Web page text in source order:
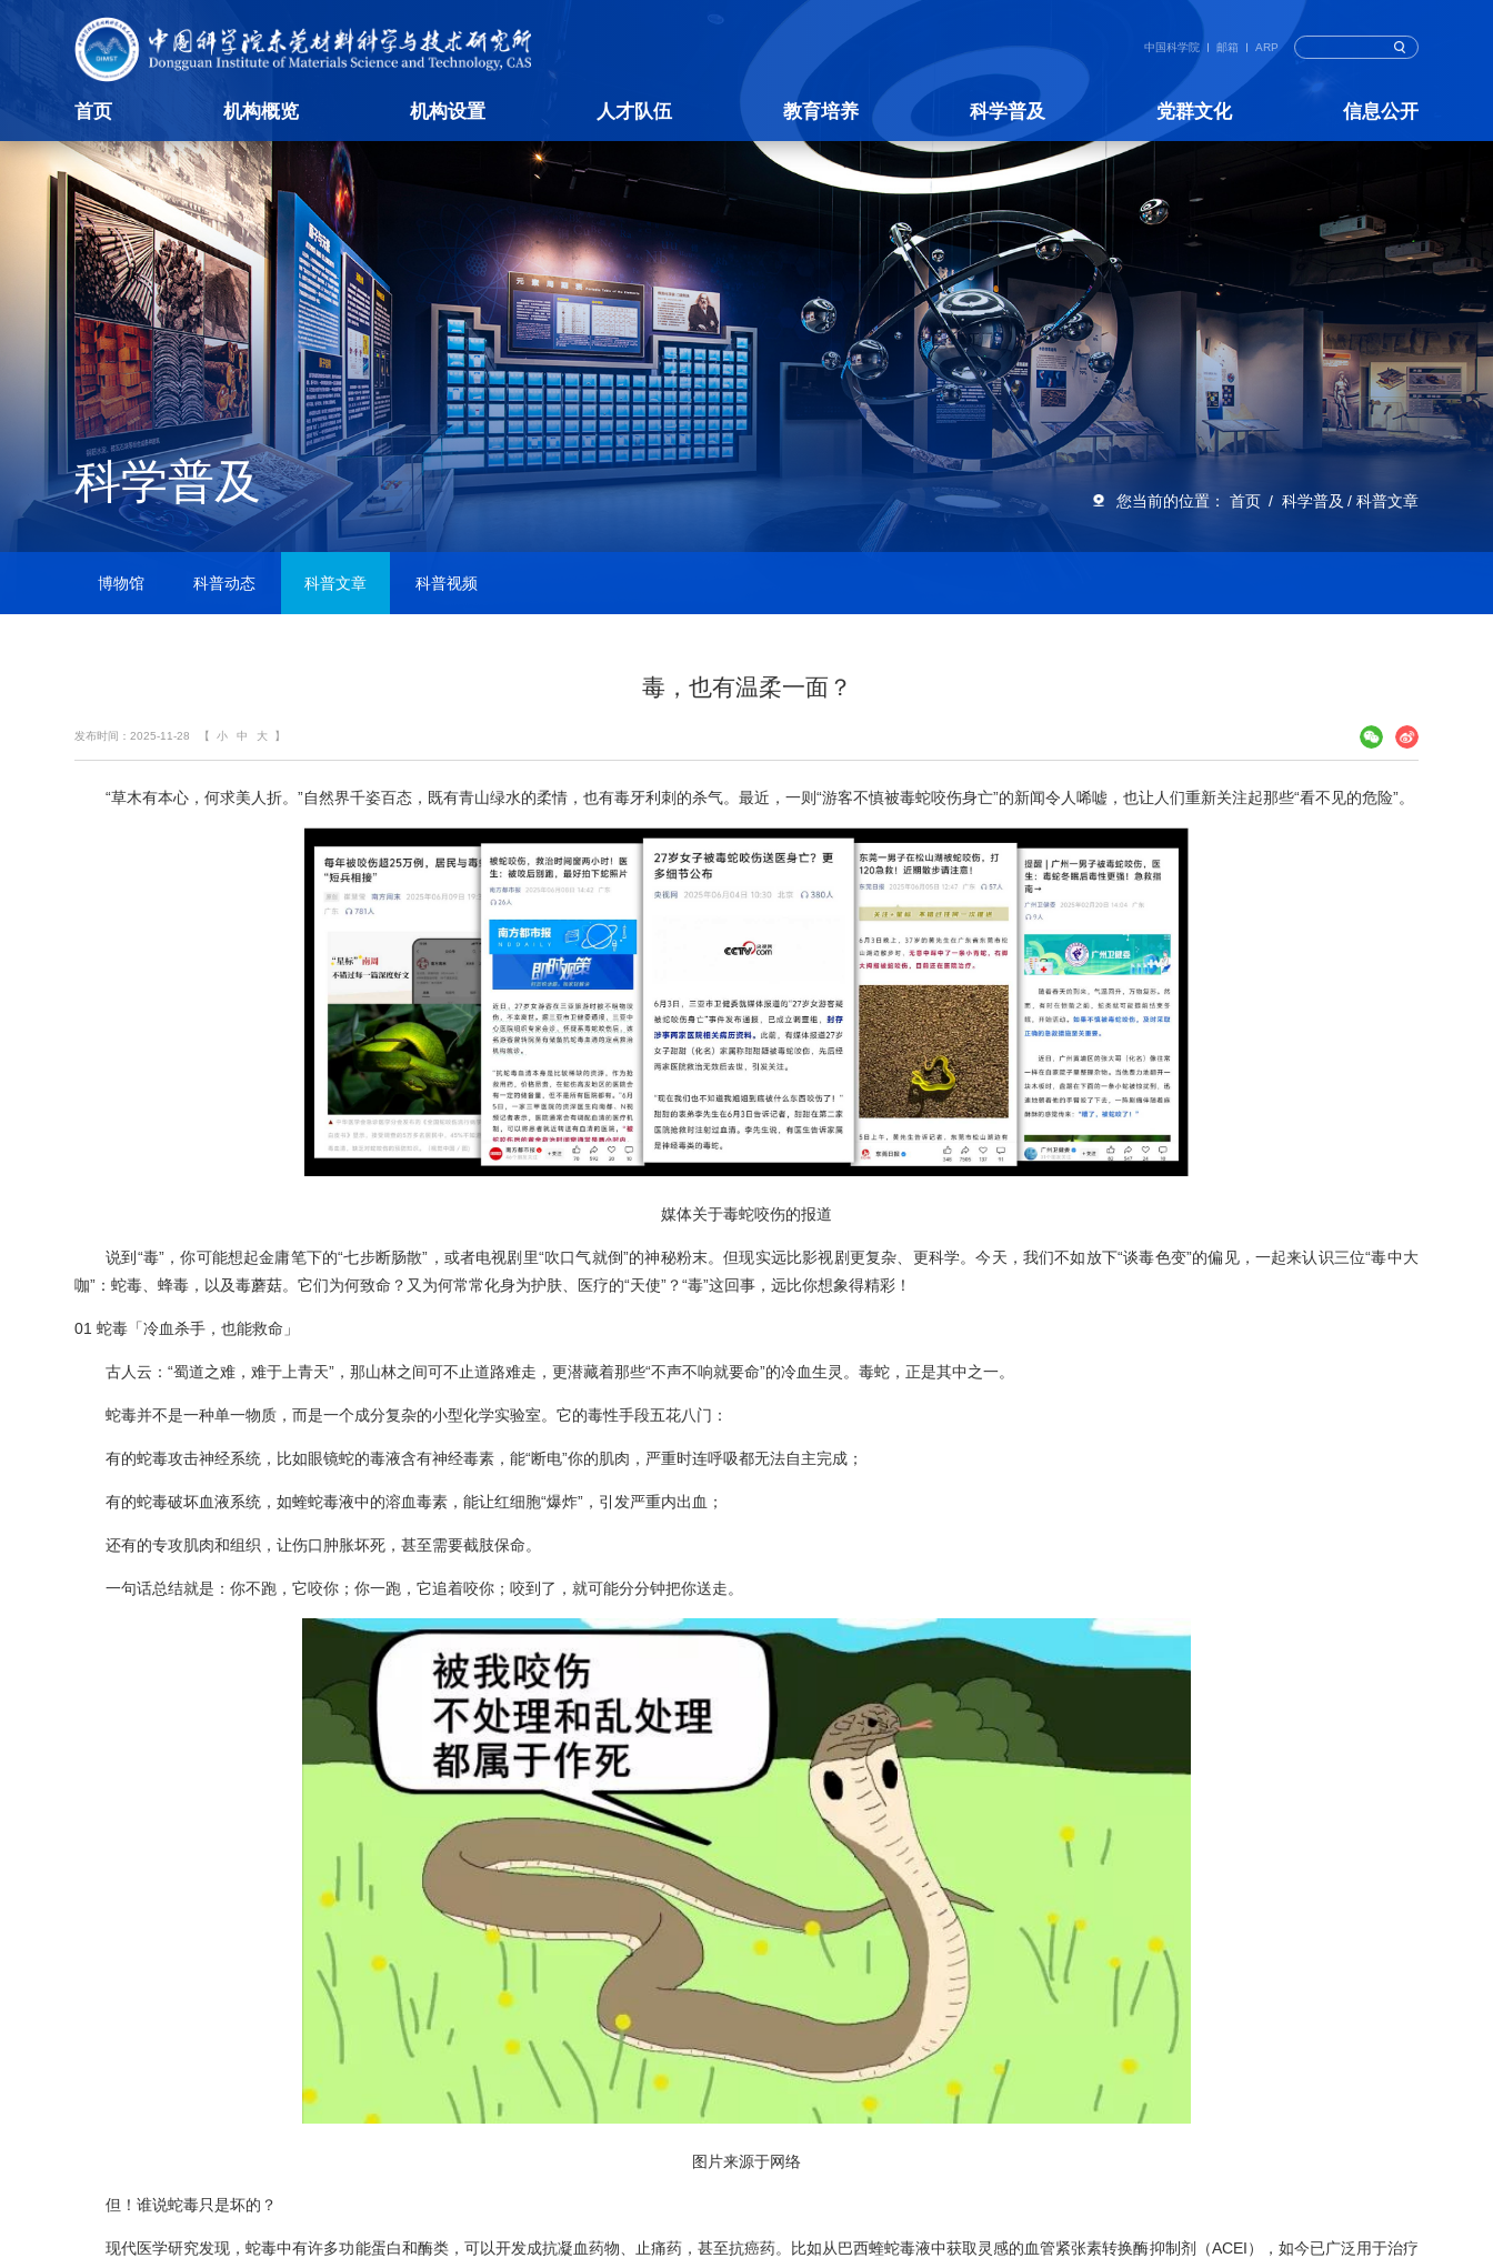
中国科学院 邮箱 ARP
首页 机构概览 机构设置 人才队伍 教育培养 科学普及 党群文化 信息公开
科学普及 您当前的位置： 首页 科学普及 科普文章
博物馆 科普动态 科普文章 科普视频
毒，也有温柔一面？
发布时间：2025-11-28 【小 中 大 】
“草木有本心，何求美人折。”自然界千姿百态，既有青山绿水的柔情，也有毒牙利刺的杀气。最近，一则“游客不慎被毒蛇咬伤身亡”的新闻令人唏嘘，也让人们重新关注起那些“看不见的危险”。
媒体关于毒蛇咬伤的报道
说到“毒”，你可能想起金庸笔下的“七步断肠散”，或者电视剧里“吹口气就倒”的神秘粉末。但现实远比影视剧更复杂、更科学。今天，我们不如放下“谈毒色变”的偏见，一起来认识三位“毒中大
咖”：蛇毒、蜂毒，以及毒蘑菇。它们为何致命？又为何常常化身为护肤、医疗的“天使”？“毒”这回事，远比你想象得精彩！
01 蛇毒「冷血杀手，也能救命」
古人云：“蜀道之难，难于上青天”，那山林之间可不止道路难走，更潜藏着那些“不声不响就要命”的冷血生灵。毒蛇，正是其中之一。
蛇毒并不是一种单一物质，而是一个成分复杂的小型化学实验室。它的毒性手段五花八门：
有的蛇毒攻击神经系统，比如眼镜蛇的毒液含有神经毒素，能“断电”你的肌肉，严重时连呼吸都无法自主完成；
有的蛇毒破坏血液系统，如蝰蛇毒液中的溶血毒素，能让红细胞“爆炸”，引发严重内出血；
还有的专攻肌肉和组织，让伤口肿胀坏死，甚至需要截肢保命。
一句话总结就是：你不跑，它咬你；你一跑，它追着咬你；咬到了，就可能分分钟把你送走。
图片来源于网络
但！谁说蛇毒只是坏的？
现代医学研究发现，蛇毒中有许多功能蛋白和酶类，可以开发成抗凝血药物、止痛药，甚至抗癌药。比如从巴西蝰蛇毒液中获取灵感的血管紧张素转换酶抑制剂（ACEI），如今已广泛用于治疗